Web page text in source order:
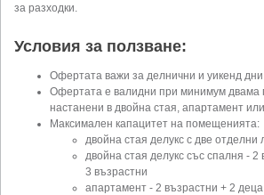
за разходки.
Условия за ползване:
Офертата важи за делнични и уикенд дни
Офертата е валидни при минимум
настанени в двойна стая, апартамент
Максимален капацитет на помещенията:
двойна стая делукс с две отделни
двойна стая делукс със спалня - 2
3 възрастни
апартамент - 2 възрастни + 2